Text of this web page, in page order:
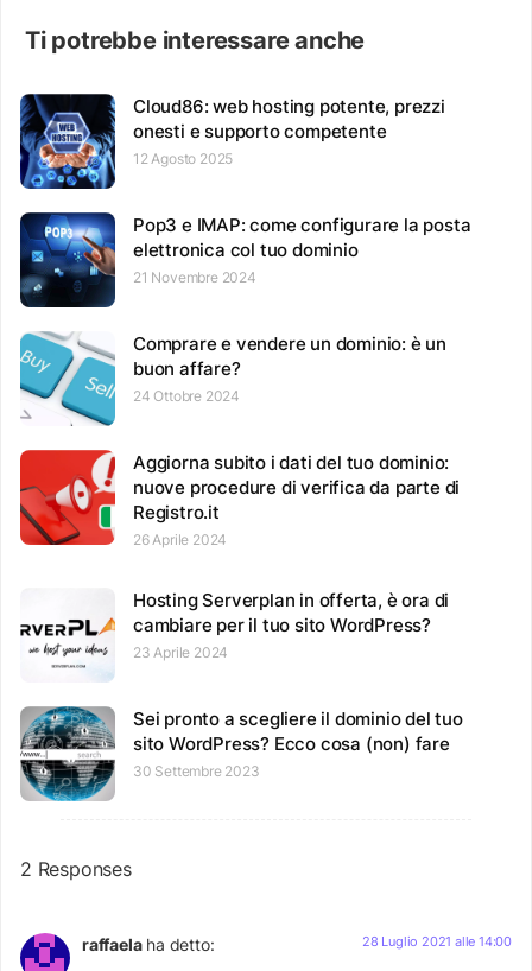
Ti potrebbe interessare anche
Cloud86: web hosting potente, prezzi
onesti e supporto competente
12 Agosto 2025
Pop3 e IMAP: come configurare la posta
elettronica col tuo dominio
21 Novembre 2024
Comprare e vendere un dominio: è un
buon affare?
24 Ottobre 2024
Aggiorna subito i dati del tuo dominio:
nuove procedure di verifica da parte di
Registro.it
26 Aprile 2024
Hosting Serverplan in offerta, è ora di
cambiare per il tuo sito WordPress?
23 Aprile 2024
Sei pronto a scegliere il dominio del tuo
sito WordPress? Ecco cosa (non) fare
30 Settembre 2023
2 Responses
raffaela ha detto: 28 Luglio 2021 alle 14:00